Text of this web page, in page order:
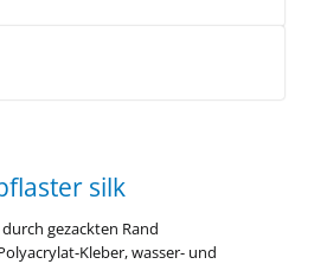
silk
gezackten Rand
Kleber, wasser- und